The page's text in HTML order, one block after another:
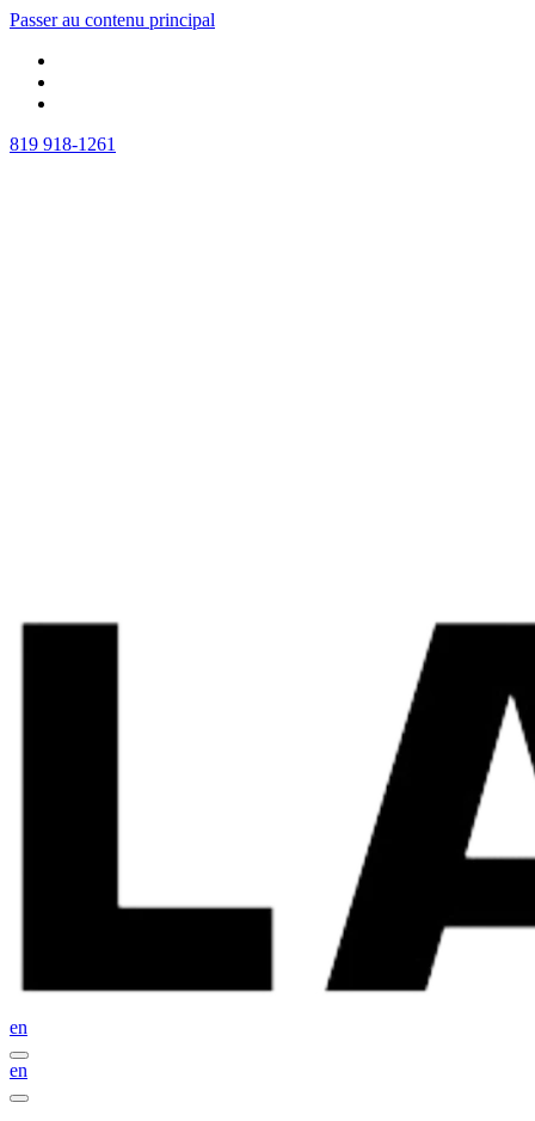
Passer au contenu principal
819 918-1261
en
en